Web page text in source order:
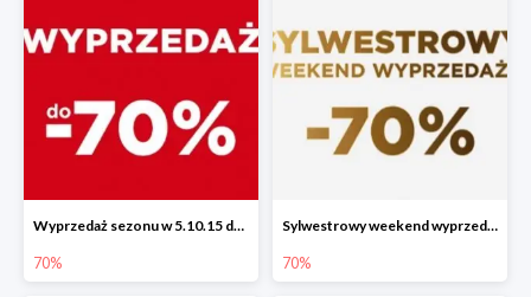
Wyprzedaż sezonu w 5.10.15 do -70%
70%
Sylwestrowy weekend wyprzedaży do -70%
70%